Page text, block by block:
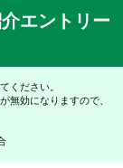
エントリー
ください。
無効になりますので、